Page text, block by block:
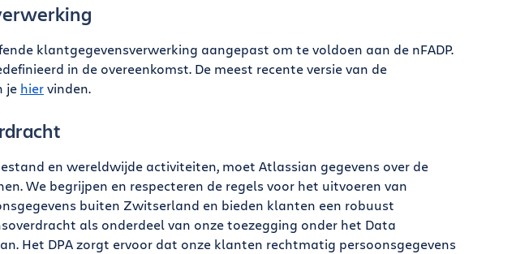
klantgegevensverwerking aangepast om te voldoen aan de nFADP.
in de overeenkomst. De meest recente versie van de
je hiervinden.
en wereldwijde activiteiten, moet Atlassian gegevens over de
We begrijpen en respecteren de regels voor het uitvoeren van
buiten Zwitserland en bieden klanten een robuust
als onderdeel van onze toezegging onder het Data
Het DPA zorgt ervoor dat onze klanten rechtmatig persoonsgegevens